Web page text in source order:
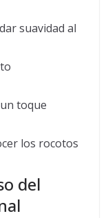
suavidad al
toque
los rocotos
del